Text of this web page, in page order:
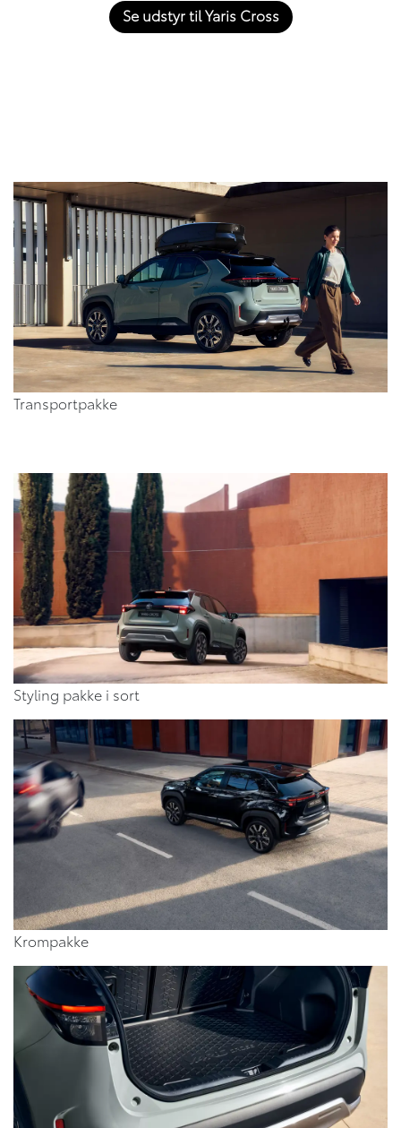
Se udstyr til Yaris Cross
Transportpakke
Styling pakke i sort
Krompakke